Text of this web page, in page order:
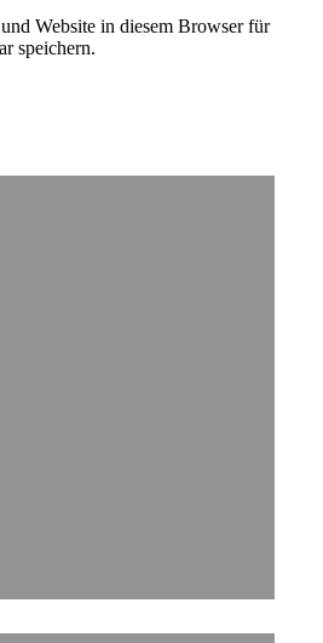
Website in diesem Browser für
speichern.